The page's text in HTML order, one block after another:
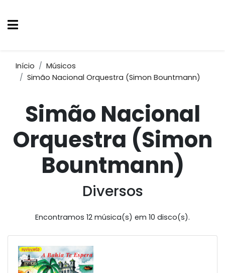
Início
Músicos
Simão Nacional Orquestra (Simon Bountmann)
Simão Nacional
Orquestra (Simon
Bountmann)
Diversos
Encontramos 12 música(s) em 10 disco(s).